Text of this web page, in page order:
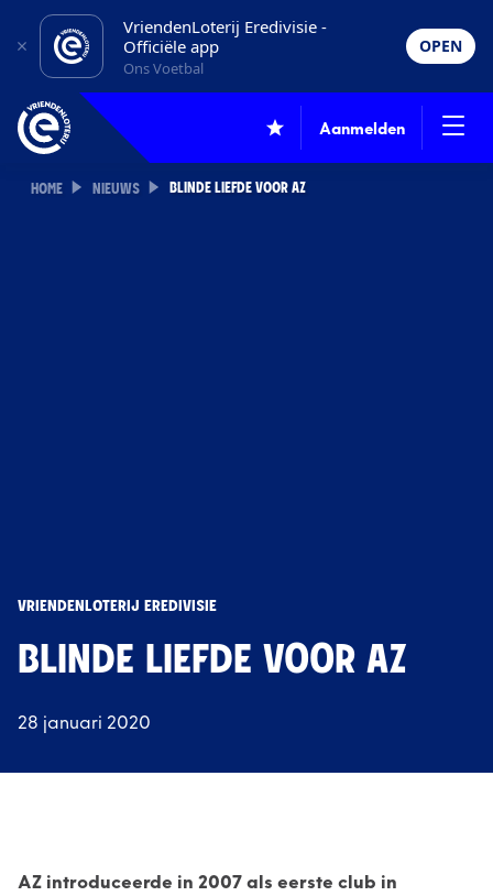
VriendenLoterij Eredivisie -
Officiële app
Ons Voetbal
OPEN
Aanmelden
HOME NIEUWS BLINDE LIEFDE VOOR AZ
VRIENDENLOTERIJ EREDIVISIE
BLINDE LIEFDE VOOR AZ
28 januari 2020
AZ introduceerde in 2007 als eerste club in